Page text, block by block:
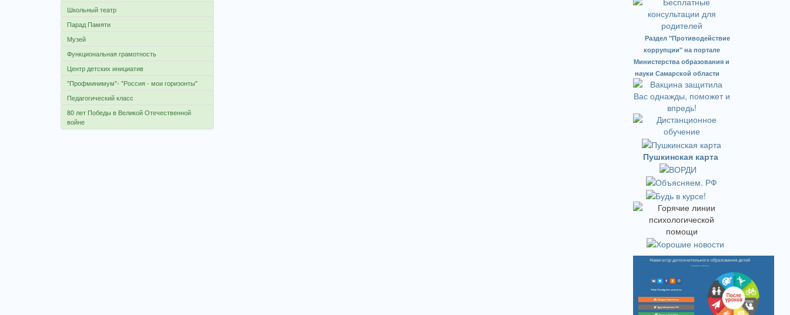
Школьный театр
Парад Памяти
Музей
Функциональная грамотность
Центр детских инициатив
"Профминимум"- "Россия - мои горизонты"
Педагогический класс
80 лет Победы в Великой Отечественной
войне
Раздел "Противодействие
коррупции" на портале
Министерства образования и
науки Самарской области
Пушкинская карта